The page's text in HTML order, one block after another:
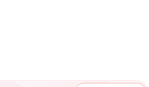
空间大，自然通风，空气清新，噪音
利工业园南门(公交站), 与楼盘直线距